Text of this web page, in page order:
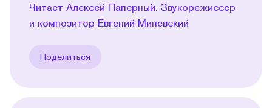
Читает Алексей Паперный. Звукорежиссер
и композитор Евгений Миневский
Поделиться